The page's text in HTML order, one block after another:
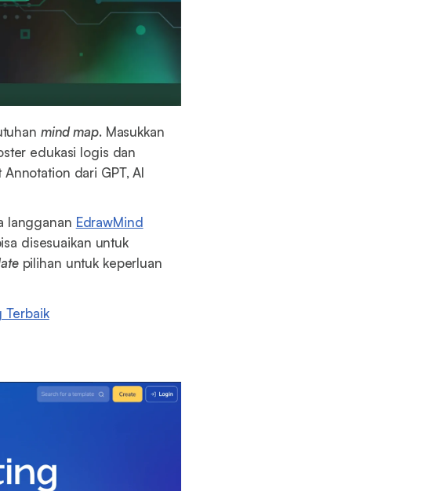
mind map. Masukkan
edukasi logis dan
dari GPT, AI
langganan EdrawMind
disesuaikan untuk
pilihan untuk keperluan
Terbaik